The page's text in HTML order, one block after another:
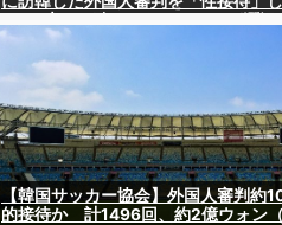
を持ってりゃそうなるわな
【韓国サッカー協会】外国人審判約
的接待か 計1496回、約2億ウォン